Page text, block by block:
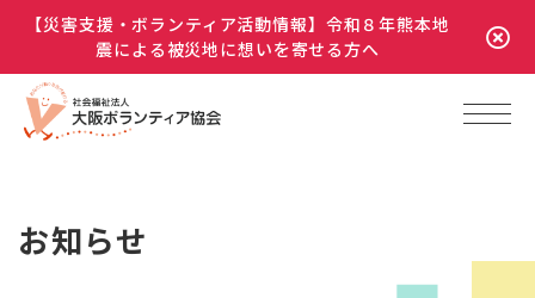
【災害支援・ボランティア活動情報】令和８年熊本地
震による被災地に想いを寄せる方へ
お知らせ